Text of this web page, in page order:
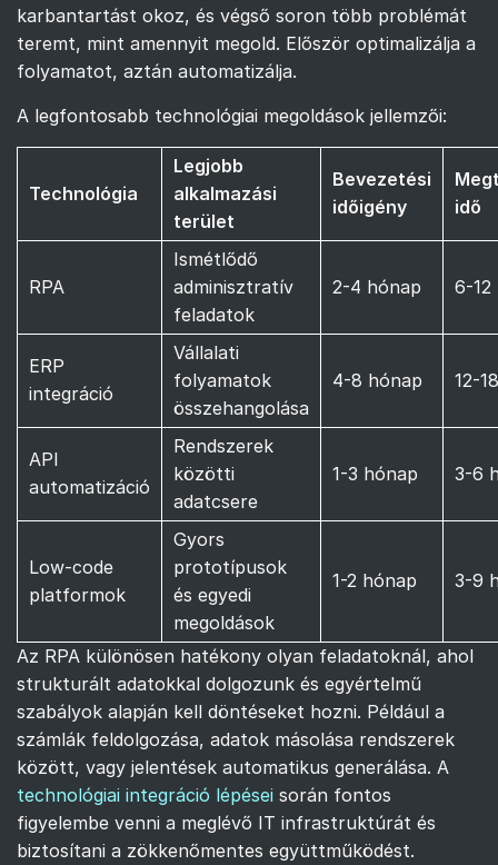
karbantartást okoz, és végső soron több problémát
teremt, mint amennyit megold. Először optimalizálja a
folyamatot, aztán automatizálja.
A legfontosabb technológiai megoldások jellemzői:
Technológia
Legjobb
alkalmazási
terület
Bevezetési
időigény
idő
RPA
Ismétlődő
adminisztratív
feladatok
2-4 hónap 6-12
ERP
integráció
Vállalati
folyamatok
összehangolása
4-8 hónap 12-
API
automatizáció
Rendszerek
közötti
adatcsere
1-3 hónap 3-6
Low-code
platformok
Gyors
prototípusok
és egyedi
megoldások
1-2 hónap 3-9
Az RPA különösen hatékony olyan feladatoknál, ahol
strukturált adatokkal dolgozunk és egyértelmű
szabályok alapján kell döntéseket hozni. Például a
számlák feldolgozása, adatok másolása rendszerek
között, vagy jelentések automatikus generálása. A
technológiai integráció lépései során fontos
figyelembe venni a meglévő IT infrastruktúrát és
biztosítani a zökkenőmentes együttműködést.